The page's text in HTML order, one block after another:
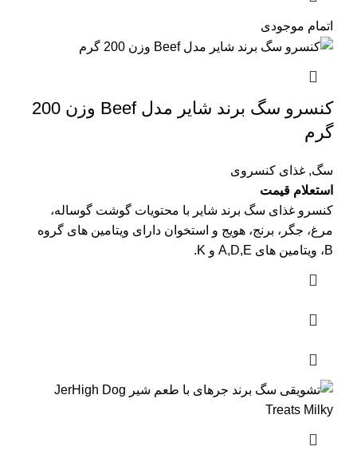
اتمام موجودی
کنسرو سگ برند شایر مدل Beef وزن 200
گرم
سگ, غذای کنسروی
استعلام قیمت
کنسرو غذای سگ برند شایر با محتویات گوشت گوساله،
مرغ، جگر، برنج، هویج و استخوان دارای ویتامین های گروه
B، ویتامین های A,D,E و K.